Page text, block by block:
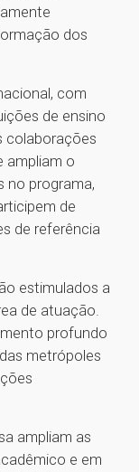
dos
com
de ensino
colaborações
ampliam o
no programa,
de
de referência
estimulados a
de atuação.
profundo
metrópoles
ampliam as
e em